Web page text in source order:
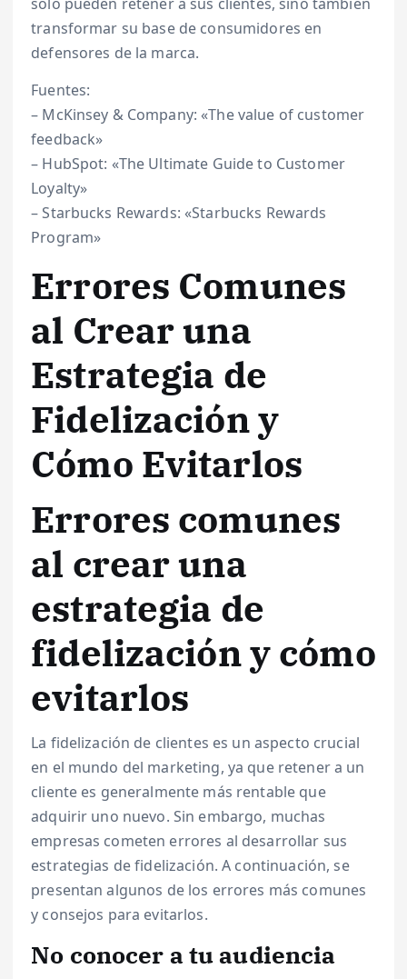
transformar su base de consumidores en
defensores de la marca.
Fuentes:
– McKinsey & Company: «The value of customer
feedback»
– HubSpot: «The Ultimate Guide to Customer
Loyalty»
– Starbucks Rewards: «Starbucks Rewards
Program»
Errores Comunes
al Crear una
Estrategia de
Fidelización y
Cómo Evitarlos
Errores comunes
al crear una
estrategia de
fidelización y cómo
evitarlos
La fidelización de clientes es un aspecto crucial
en el mundo del marketing, ya que retener a un
cliente es generalmente más rentable que
adquirir uno nuevo. Sin embargo, muchas
empresas cometen errores al desarrollar sus
estrategias de fidelización. A continuación, se
presentan algunos de los errores más comunes
y consejos para evitarlos.
No conocer a tu audiencia